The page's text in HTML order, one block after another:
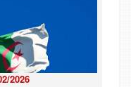
2026